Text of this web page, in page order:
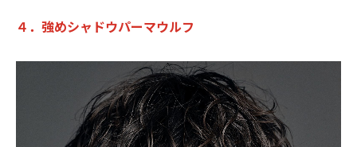
４．強めシャドウパーマウルフ